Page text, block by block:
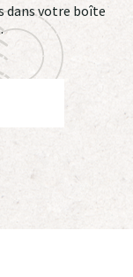
dans votre boîte